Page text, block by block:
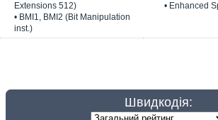
Extensions 512)
• BMI1, BMI2 (Bit Manipulation
inst.)
• Enhanced
Швидкодія: